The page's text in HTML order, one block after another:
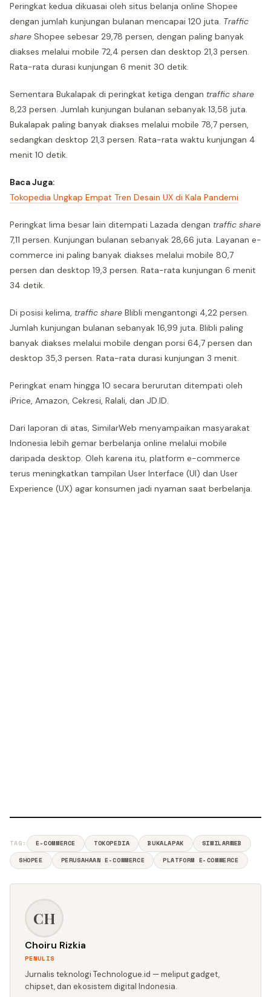
Peringkat kedua dikuasai oleh situs belanja online Shopee
dengan jumlah kunjungan bulanan mencapai 120 juta. Traffic
share Shopee sebesar 29,78 persen, dengan paling banyak
diakses melalui mobile 72,4 persen dan desktop 21,3 persen.
Rata-rata durasi kunjungan 6 menit 30 detik.
Sementara Bukalapak di peringkat ketiga dengan traffic share
8,23 persen. Jumlah kunjungan bulanan sebanyak 13,58 juta.
Bukalapak paling banyak diakses melalui mobile 78,7 persen,
sedangkan desktop 21,3 persen. Rata-rata waktu kunjungan 4
menit 10 detik.
Baca Juga:
Tokopedia Ungkap Empat Tren Desain UX di Kala Pandemi
Peringkat lima besar lain ditempati Lazada dengan traffic share
7,11 persen. Kunjungan bulanan sebanyak 28,66 juta. Layanan e-
commerce ini paling banyak diakses melalui mobile 80,7
persen dan desktop 19,3 persen. Rata-rata kunjungan 6 menit
34 detik.
Di posisi kelima, traffic share Blibli mengantongi 4,22 persen.
Jumlah kunjungan bulanan sebanyak 16,99 juta. Blibli paling
banyak diakses melalui mobile dengan porsi 64,7 persen dan
desktop 35,3 persen. Rata-rata durasi kunjungan 3 menit.
Peringkat enam hingga 10 secara berurutan ditempati oleh
iPrice, Amazon, Cekresi, Ralali, dan JD.ID.
Dari laporan di atas, SimilarWeb menyampaikan masyarakat
Indonesia lebih gemar berbelanja online melalui mobile
daripada desktop. Oleh karena itu, platform e-commerce
terus meningkatkan tampilan User Interface (UI) dan User
Experience (UX) agar konsumen jadi nyaman saat berbelanja.
TAG: E-COMMERCE TOKOPEDIA BUKALAPAK
SIMILARWEB
SHOPEE
PERUSAHAAN E-COMMERCE PLATFORM E-COMMERCE
CH
Choiru Rizkia
PENULIS
Jurnalis teknologi Technologue.id — meliput gadget,
chipset, dan ekosistem digital Indonesia.